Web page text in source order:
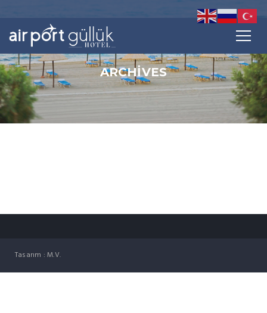
ARCHIVES
Tasarım : M.V.